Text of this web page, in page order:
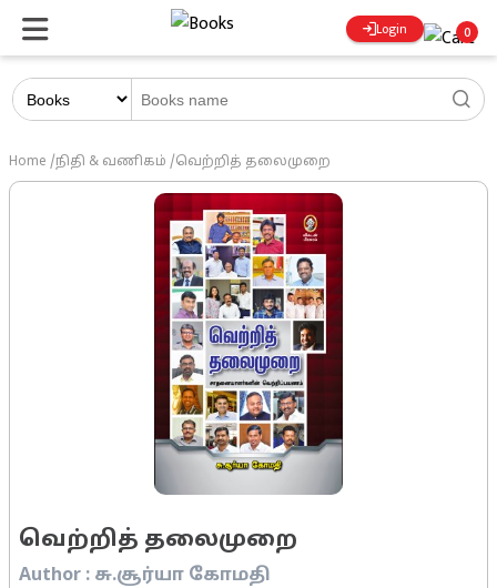
Login 0
Home /நிதி & வணிகம் /வெற்றித் தலைமுறை
வெற்றித் தலைமுறை
Author : சு.சூர்யா கோமதி